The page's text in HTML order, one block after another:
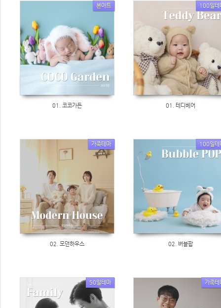
본아트
01. 코코가든
100일테
01. 테디베어
가족테마
02. 모던하우스
100일테
02. 버블팝
50일테마 가족테